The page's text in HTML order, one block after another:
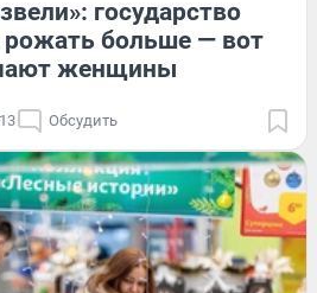
государство
больше — вот
женщины
Обсудить